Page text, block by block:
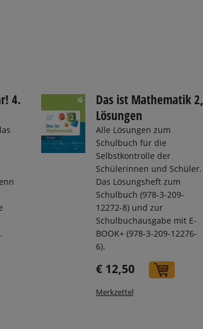
4.
Das ist Mathematik 2,
Lösungen
Alle Lösungen zum
Schulbuch für die
Selbstkontrolle der
Schülerinnen und Schüler.
Das Lösungsheft zum
Schulbuch (978-3-209-
12272-8) und zur
Schulbuchausgabe mit E-
BOOK+ (978-3-209-12276-
6).
€ 12,50
Merkzettel